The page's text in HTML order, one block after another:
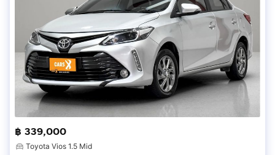
฿ 339,000
Toyota Vios 1.5 Mid